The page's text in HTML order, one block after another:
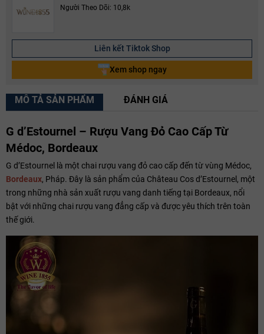
Người Theo Dõi: 10,8k
Liên kết Tiktok Shop
Xem shop ngay
MÔ TẢ SẢN PHẨM ĐÁNH GIÁ
G d’Estournel – Rượu Vang Đỏ Cao Cấp Từ
Médoc, Bordeaux
G d’Estournel là một chai rượu vang đỏ cao cấp đến từ vùng Médoc,
Bordeaux, Pháp. Đây là sản phẩm của Château Cos d’Estournel, một
trong những nhà sản xuất rượu vang danh tiếng tại Bordeaux, nổi
bật với những chai rượu vang đẳng cấp và được yêu thích trên toàn
thế giới.